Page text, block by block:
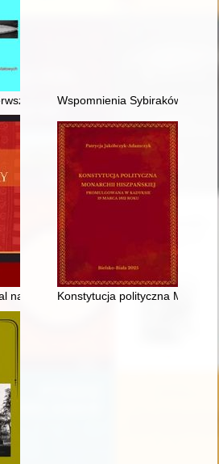
połowy XX w. : konstrukcja i
Wspomnienia Sybiraków :
narratives : exploring digital bias in the
Konstytucja polityczna